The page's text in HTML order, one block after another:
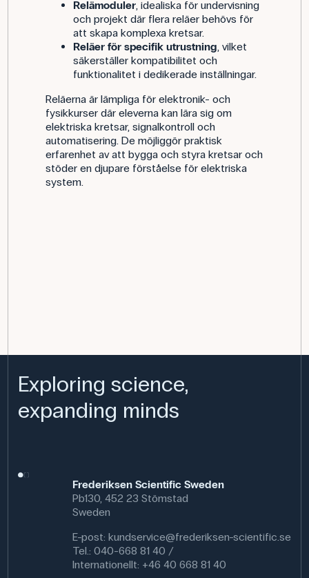
Relämoduler, idealiska för undervisning
och projekt där flera reläer behövs för
att skapa komplexa kretsar.
Reläer för specifik utrustning, vilket
säkerställer kompatibilitet och
funktionalitet i dedikerade inställningar.
Reläerna är lämpliga för elektronik- och
fysikkurser där eleverna kan lära sig om
elektriska kretsar, signalkontroll och
automatisering. De möjliggör praktisk
erfarenhet av att bygga och styra kretsar och
stöder en djupare förståelse för elektriska
system.
Exploring science,
expanding minds
Frederiksen Scientific Sweden
Pb130, 452 23 Stömstad
Sweden
E-post: kundservice@frederiksen-scientific.se
Tel.: 040-668 81 40 /
Internationellt: +46 40 668 81 40